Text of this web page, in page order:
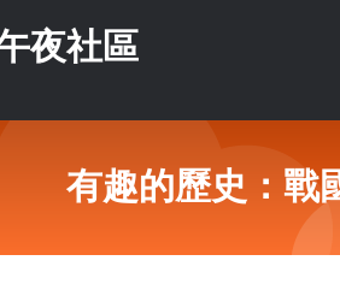
夜社區
有趣的歷史：戰